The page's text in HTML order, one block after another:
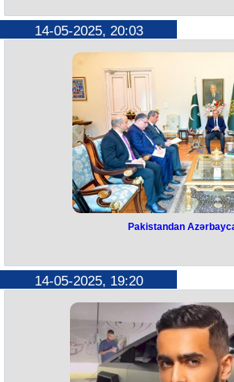
Ermənistanın xarici işlər naziri Ararat
təhlükəsizlik siyasəti üzrə ali
Tərəflər regionda sabitliyin bərqərar
arasında sülh sazişinin imzalanması
qurulması ətrafında
Görüşdə Ermənistan və Avropa
dərinləşdirilməsi də
14-05-2025, 20:03
Pakistanın Baş naziri Şahbaz Şərif
dəstəyə görə Azərbaycan Prezidenti
Baş nazir Şahbaz Şərif ölkəmizin
qəbul edərkən, Azərbaycanın
arasında möhkəm dostluğun və
Regionda baş verənlər və əldə
danışan Baş nazir ölkəsinin gələcəkdə
öz suverenliyini və ərazi bütövlüyünü
olduğunu
Pakistandan
14-05-2025, 19:20